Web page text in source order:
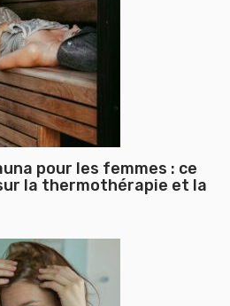
pour les femmes : ce
la thermothérapie et la